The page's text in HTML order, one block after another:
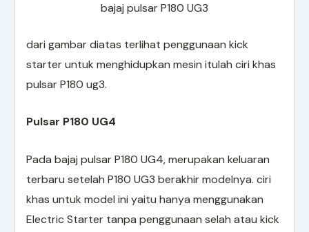
bajaj pulsar P180 UG3
dari gambar diatas terlihat penggunaan kick
starter untuk menghidupkan mesin itulah ciri khas
pulsar P180 ug3.
Pulsar P180 UG4
Pada bajaj pulsar P180 UG4, merupakan keluaran
terbaru setelah P180 UG3 berakhir modelnya. ciri
khas untuk model ini yaitu hanya menggunakan
Electric Starter tanpa penggunaan selah atau kick